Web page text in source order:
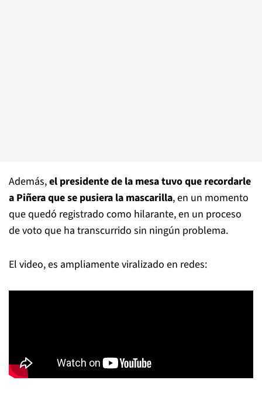
Además,el presidente de la mesa tuvo que recordarle
a Piñera que se pusiera la mascarilla, en un momento
que quedó registrado como hilarante, en un proceso
de voto que ha transcurrido sin ningún problema.
El video, es ampliamente viralizado en redes: